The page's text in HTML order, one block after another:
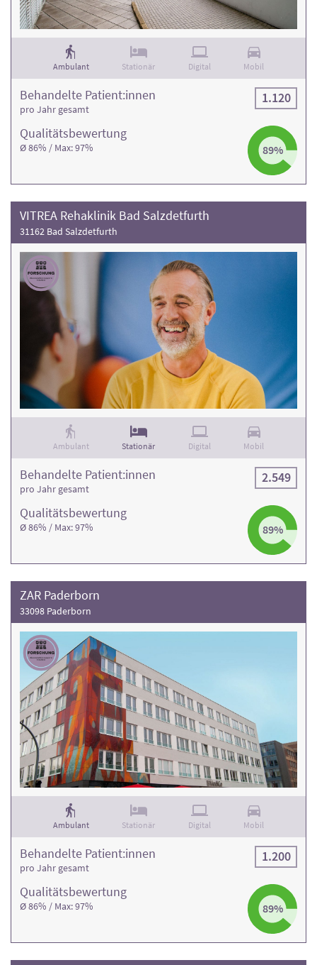
Ambulant Stationär Digital Mobil
Qualitäts­bewertung
Ø 86% / Max: 97% 89%
Behandelte Patient:innen
pro Jahr gesamt
1.120
VITREA Rehaklinik Bad Salzdetfurth
31162 Bad Salzdetfurth
Ambulant Stationär Digital Mobil
Qualitäts­bewertung
Ø 86% / Max: 97% 89%
Behandelte Patient:innen
pro Jahr gesamt
2.549
ZAR Paderborn
33098 Paderborn
Ambulant Stationär Digital Mobil
Qualitäts­bewertung
Ø 86% / Max: 97% 89%
Behandelte Patient:innen
pro Jahr gesamt
1.200